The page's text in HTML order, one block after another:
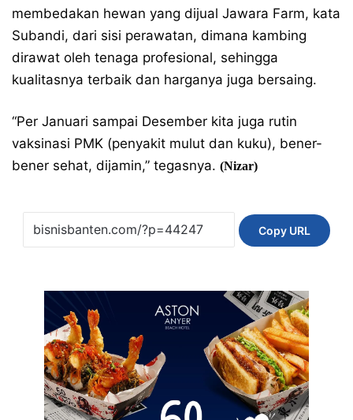
membedakan hewan yang dijual Jawara Farm, kata
Subandi, dari sisi perawatan, dimana kambing
dirawat oleh tenaga profesional, sehingga
kualitasnya terbaik dan harganya juga bersaing.
“Per Januari sampai Desember kita juga rutin
vaksinasi PMK (penyakit mulut dan kuku), bener-
bener sehat, dijamin,” tegasnya. (Nizar)
Copy URL